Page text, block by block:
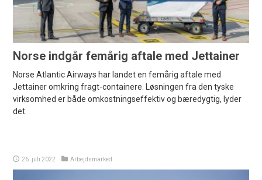
Norse indgår femårig aftale med Jettainer
Norse Atlantic Airways har landet en femårig aftale med
Jettainer omkring fragt-containere. Løsningen fra den tyske
virksomhed er både omkostningseffektiv og bæredygtig, lyder
det.
26. juli 2022 Arbejdsmarked